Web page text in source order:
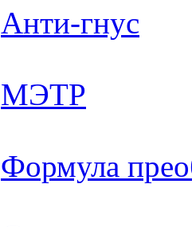
Анти-гнус
МЭТР
Формула